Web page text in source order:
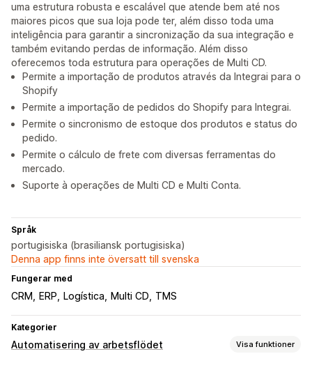
uma estrutura robusta e escalável que atende bem até nos
maiores picos que sua loja pode ter, além disso toda uma
inteligência para garantir a sincronização da sua integração e
também evitando perdas de informação. Além disso
oferecemos toda estrutura para operações de Multi CD.
Permite a importação de produtos através da Integrai para o
Shopify
Permite a importação de pedidos do Shopify para Integrai.
Permite o sincronismo de estoque dos produtos e status do
pedido.
Permite o cálculo de frete com diversas ferramentas do
mercado.
Suporte à operações de Multi CD e Multi Conta.
Språk
portugisiska (brasiliansk portugisiska)
Denna app finns inte översatt till svenska
Fungerar med
CRM ERP Logística Multi CD TMS
Kategorier
Automatisering av arbetsflödet Visa funktioner